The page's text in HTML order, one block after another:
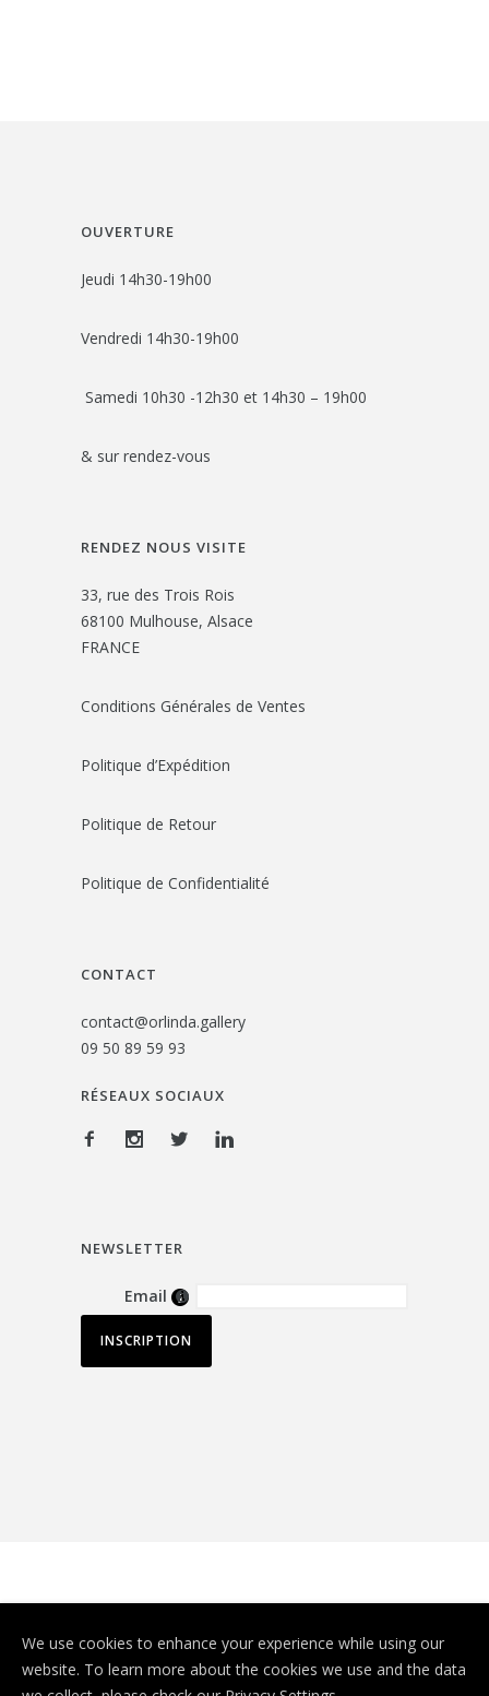
OUVERTURE
Jeudi 14h30-19h00
Vendredi 14h30-19h00
Samedi 10h30 -12h30 et 14h30 – 19h00
& sur rendez-vous
RENDEZ NOUS VISITE
33, rue des Trois Rois
68100 Mulhouse, Alsace
FRANCE
Conditions Générales de Ventes
Politique d’Expédition
Politique de Retour
Politique de Confidentialité
CONTACT
contact@orlinda.gallery
09 50 89 59 93
RÉSEAUX SOCIAUX
NEWSLETTER
Email
sites internet à Mulhouse
We use cookies to enhance your experience while using our
website. To learn more about the cookies we use and the data